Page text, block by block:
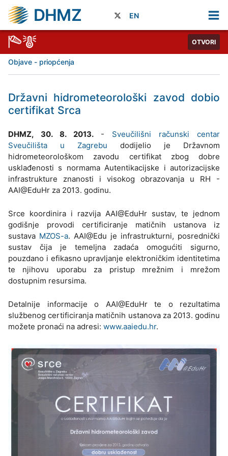
DHMZ EN
OTVORI
Objave - priopćenja
Državni hidrometeorološki zavod dobio
certifikat Srca
DHMZ, 30. 8. 2013. - Sveučilišni računski centar
Sveučilišta u Zagrebu dodijelio je Državnom
hidrometeorološkom zavodu certifikat zbog dobre
usklađenosti s normama Autentikacijske i autorizacijske
infrastrukture znanosti i visokog obrazovanja u RH -
AAI@EduHr za 2013. godinu.
Srce koordinira i razvija AAI@EduHr sustav, te jednom
godišnje provodi certificiranje matičnih ustanova iz
sustava MZOS-a. AAI@Edu je infrastrukturni, posrednički
sustav čija je temeljna zadaća omogućiti sigurno,
pouzdano i efikasno upravljanje elektroničkim identitetima
te njihovu uporabu za pristup mrežnim i mrežom
dostupnim resursima.
Detalnije informacije o AAI@EduHr te o rezultatima
službenog certificiranja matičnih ustanova za 2013. godinu
možete pronaći na adresi: www.aaiedu.hr.